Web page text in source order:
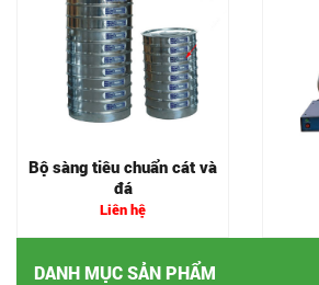
Bộ sàng tiêu chuẩn cát và
đá
Liên hệ
DANH MỤC SẢN PHẨM